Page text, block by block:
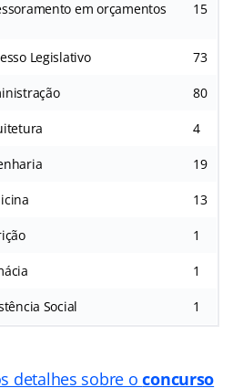
em orçamentos 15
Legislativo 73
80
4
19
13
1
1
Social 1
detalhes sobre oconcurso